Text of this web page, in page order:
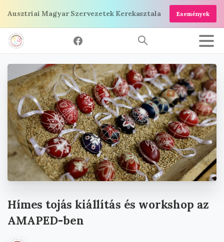
tartalomra
Ausztriai Magyar Szervezetek Kerekasztala Események
Hímes tojás kiállítás és workshop az
AMAPED-ben